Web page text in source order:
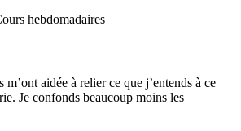
hebdomadaires
aidée à relier ce que j’entends à ce
Je confonds beaucoup moins les